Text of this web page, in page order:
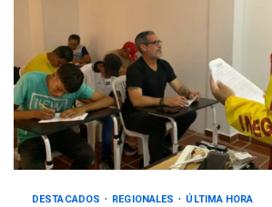
DESTACADOS REGIONALES ÚLTIMA HORA